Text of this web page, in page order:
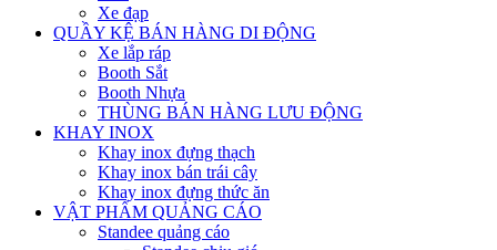
Xe đạp
QUẦY KỆ BÁN HÀNG DI ĐỘNG
Xe lắp ráp
Booth Sắt
Booth Nhựa
THÙNG BÁN HÀNG LƯU ĐỘNG
KHAY INOX
Khay inox đựng thạch
Khay inox bán trái cây
Khay inox đựng thức ăn
VẬT PHẨM QUẢNG CÁO
Standee quảng cáo